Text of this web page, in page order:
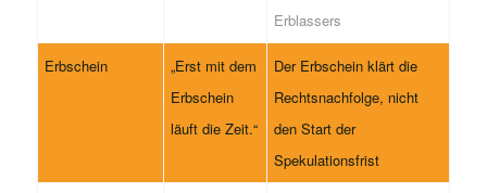
Erblassers
Erbschein
„Erst mit dem
Erbschein
läuft die Zeit.“
Der Erbschein klärt die
Rechtsnachfolge, nicht
den Start der
Spekulationsfrist